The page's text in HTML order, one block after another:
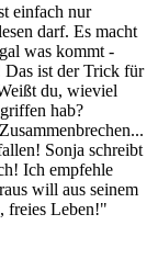
einfach nur
darf. Es macht
was kommt -
Das ist der Trick für
du, wieviel
hab?
Sonja schreibt
Ich empfehle
will aus seinem
freies Leben!"